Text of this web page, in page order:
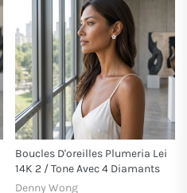
Boucles D'oreilles Plumeria Lei
14K 2 / Tone Avec 4 Diamants
Denny Wong